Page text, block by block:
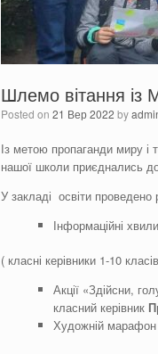
Шлемо вітання
Posted on 21 Вер 2022 by
Із метою пропаганди миру і
нашої школи приєднались
У закладі освіти проведено
Інформаційні
( класні керівники 1-10 класів
Акції «Здійсни,
класний керівник
Художній марафон